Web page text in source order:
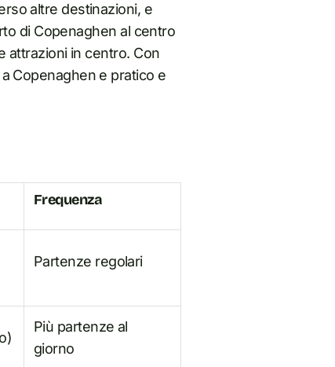
altre destinazioni, e
di Copenaghen al centro
attrazioni in centro. Con
Copenaghen e pratico e
Frequenza
Partenze regolari
Più partenze al
giorno